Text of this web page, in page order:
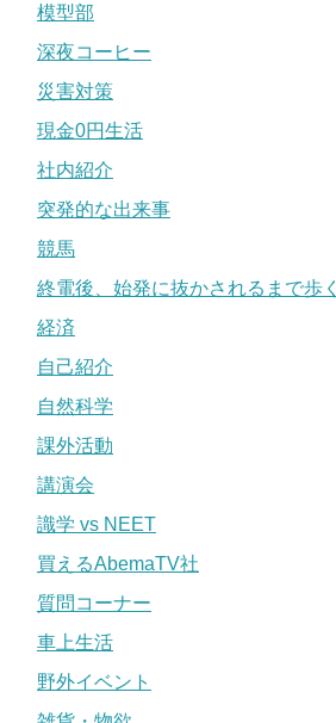
模型部
深夜コーヒー
災害対策
現金0円生活
社内紹介
突発的な出来事
競馬
終電後、始発に抜かされるまで歩く
経済
自己紹介
自然科学
課外活動
講演会
識学 vs NEET
買えるAbemaTV社
質問コーナー
車上生活
野外イベント